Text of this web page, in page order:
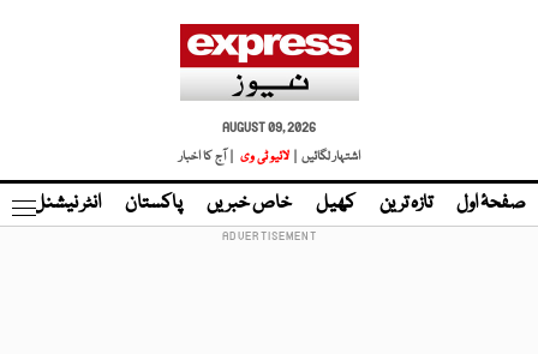
AUGUST 09, 2026
اشتہار لگائیں |
لائیو ٹی وی | آج کا اخبار
صفحۂ اول تازہ ترین کھیل خاص خبریں پاکستان انٹر نیشنل